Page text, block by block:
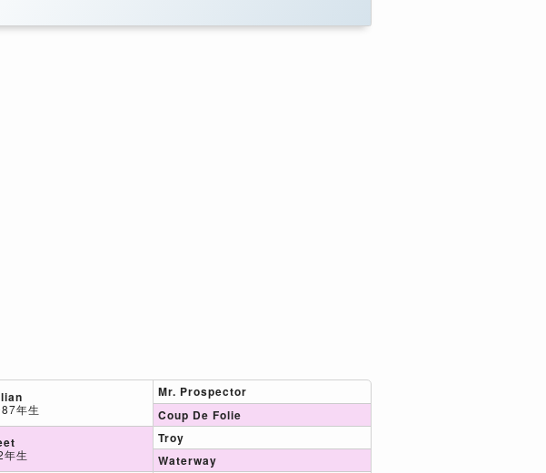
年生
生
Mr. Prospector
Coup De Folie
Troy
Waterway